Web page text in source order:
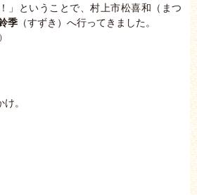
」ということで、村上市松喜和（まつ
季 （すずき）へ行ってきました。
。